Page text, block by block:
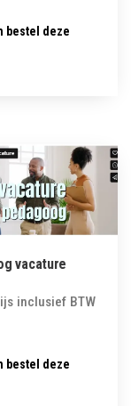
bestel deze
vacature
inclusief BTW
bestel deze